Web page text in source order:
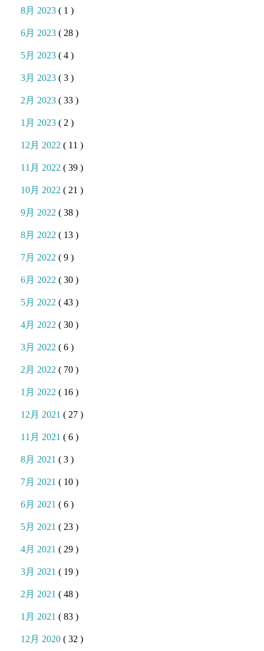
8月 2023( 1 )
6月 2023( 28 )
5月 2023( 4 )
3月 2023( 3 )
2月 2023( 33 )
1月 2023( 2 )
12月 2022( 11 )
11月 2022( 39 )
10月 2022( 21 )
9月 2022( 38 )
8月 2022( 13 )
7月 2022( 9 )
6月 2022( 30 )
5月 2022( 43 )
4月 2022( 30 )
3月 2022( 6 )
2月 2022( 70 )
1月 2022( 16 )
12月 2021( 27 )
11月 2021( 6 )
8月 2021( 3 )
7月 2021( 10 )
6月 2021( 6 )
5月 2021( 23 )
4月 2021( 29 )
3月 2021( 19 )
2月 2021( 48 )
1月 2021( 83 )
12月 2020( 32 )